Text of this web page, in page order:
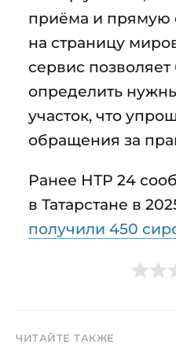
приёма и прямую
на страницу
сервис
определить
участок, что
обращения за
Ранее НТР 24
в Татарстане в
получили 450
ЧИТАЙТЕ ТАКЖЕ